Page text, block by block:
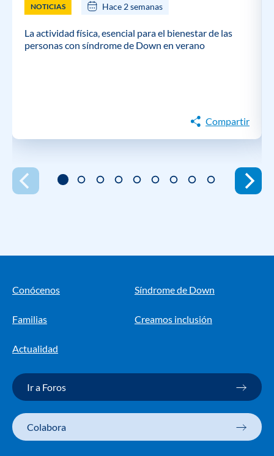
NOTICIAS Hace 2 semanas
La actividad física, esencial para el bienestar de las
personas con síndrome de Down en verano
Compartir
Conócenos Síndrome de Down
Familias Creamos inclusión
Actualidad
Ir a Foros
Colabora